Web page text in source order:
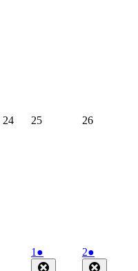
242024252024
262024
1 2024
年
●
件
22024
年
●
件